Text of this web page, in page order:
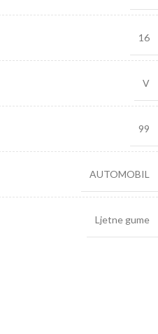
16
V
99
AUTOMOBIL
Ljetne gume